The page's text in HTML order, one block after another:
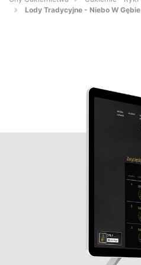
Lody Tradycyjne - Niebo W Gębie